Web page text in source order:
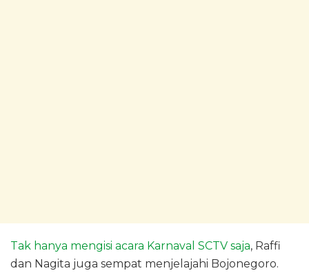
Tak hanya mengisi acara Karnaval SCTV saja, Raffi
dan Nagita juga sempat menjelajahi Bojonegoro.